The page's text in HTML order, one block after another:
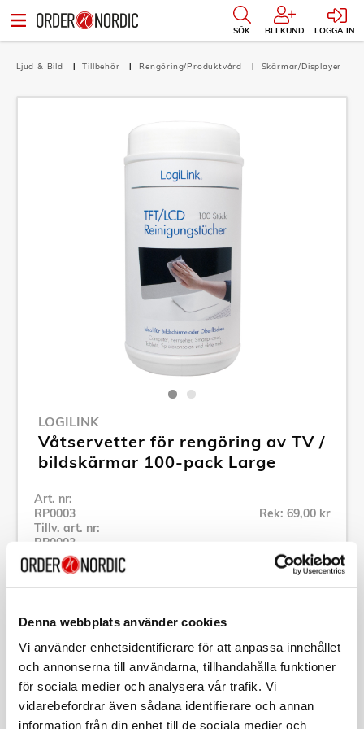
Denna webbplats använder cookies
Vi använder enhetsidentifierare för att anpassa innehållet
och annonserna till användarna, tillhandahålla funktioner
för sociala medier och analysera vår trafik. Vi
vidarebefordrar även sådana identifierare och annan
information från din enhet till de sociala medier och
SÖK BLI KUND LOGGA IN
Ljud & Bild Tillbehör Rengöring/Produktvård Skärmar/Displayer
LOGILINK
Våtservetter för rengöring av TV /
bildskärmar 100-pack Large
Art. nr:
RP0003
Tillv. art. nr:
RP0003
Rek: 69,00 kr
Se alla produkter inom LogiLink
Specifikation
Beskrivning
Art. nr:RP0003